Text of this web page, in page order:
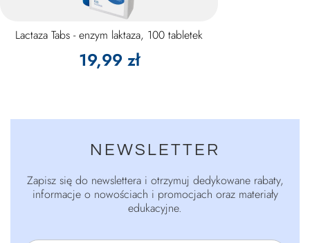
Lactaza Tabs - enzym laktaza, 100 tabletek
19,99 zł
NEWSLETTER
Zapisz się do newslettera i otrzymuj dedykowane rabaty,
informacje o nowościach i promocjach oraz materiały
edukacyjne.